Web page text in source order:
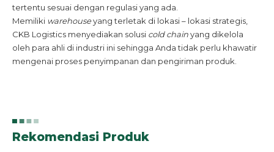
tertentu sesuai dengan regulasi yang ada.
Memiliki warehouseyang terletak di lokasi – lokasi strategis,
CKB Logistics menyediakan solusi cold chainyang dikelola
oleh para ahli di industri ini sehingga Anda tidak perlu khawatir
mengenai proses penyimpanan dan pengiriman produk.
Rekomendasi Produk